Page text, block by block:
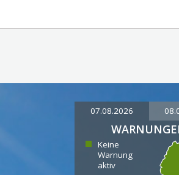
07.08.2026
Keine
Warnung
aktiv